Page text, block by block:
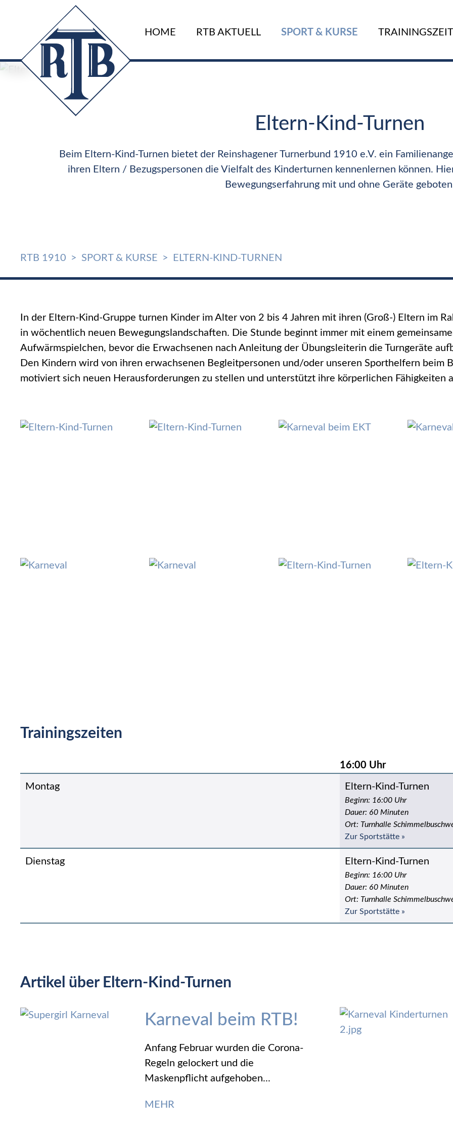
HOME RTB AKTUELL SPORT & KURSE
Eltern-Kind-Turnen
Beim Eltern-Kind-Turnen bietet der Reinshagener Turnerbund 1910 e.V. ein
ihren Eltern / Bezugspersonen die Vielfalt des Kinderturnen kennenlernen können.
Bewegungserfahrung mit und ohne Geräte
RTB 1910 SPORT & KURSE ELTERN-KIND-TURNEN
In der Eltern-Kind-Gruppe turnen Kinder im Alter von 2 bis 4 Jahren mit ihren (Groß-) Eltern im
in wöchentlich neuen Bewegungslandschaften. Die Stunde beginnt immer mit einem
Aufwärmspielchen, bevor die Erwachsenen nach Anleitung der Übungsleiterin die Turngeräte
Den Kindern wird von ihren erwachsenen Begleitpersonen und/oder unseren Sporthelfern beim
motiviert sich neuen Herausforderungen zu stellen und unterstützt ihre körperlichen Fähigkeiten
Trainingszeiten
16:00 Uhr
Montag Eltern-Kind-Turnen
Beginn: 16:00 Uhr
Dauer: 60 Minuten
Ort: Turnhalle
Zur Sportstätte »
Dienstag Eltern-Kind-Turnen
Beginn: 16:00 Uhr
Dauer: 60 Minuten
Ort: Turnhalle
Zur Sportstätte »
Artikel über Eltern-Kind-Turnen
Karneval beim RTB!
Anfang Februar wurden die Corona-
Regeln gelockert und die
Maskenpflicht aufgehoben...
MEHR